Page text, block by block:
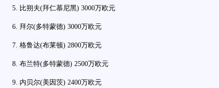
5. 比朔夫(拜仁慕尼黑) 3000万欧元
6. 拜尔(多特蒙德) 3000万欧元
7. 格鲁达(布莱顿) 2800万欧元
8. 布兰特(多特蒙德) 2500万欧元
9. 内贝尔(美因茨) 2400万欧元